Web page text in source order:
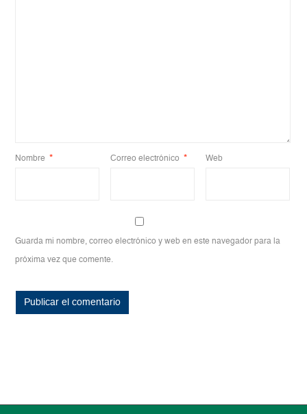
Nombre * Correo electrónico * Web
Guarda mi nombre, correo electrónico y web en este navegador para la
próxima vez que comente.